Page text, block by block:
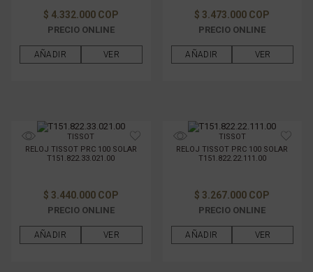
$ 4.332.000 COP
PRECIO ONLINE
AÑADIR VER
$ 3.473.000 COP
PRECIO ONLINE
AÑADIR VER
TISSOT
RELOJ TISSOT PRC 100 SOLAR
T151.822.33.021.00
$ 3.440.000 COP
PRECIO ONLINE
AÑADIR VER
TISSOT
RELOJ TISSOT PRC 100 SOLAR
T151.822.22.111.00
$ 3.267.000 COP
PRECIO ONLINE
AÑADIR VER